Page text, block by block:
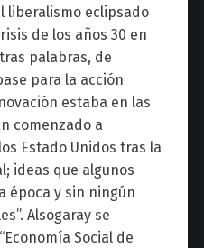
liberalismo eclipsado
de los años 30 en
palabras, de
para la acción
estaba en las
comenzado a
Estado Unidos tras la
ideas que algunos
época y sin ningún
Alsogaray se
Social de